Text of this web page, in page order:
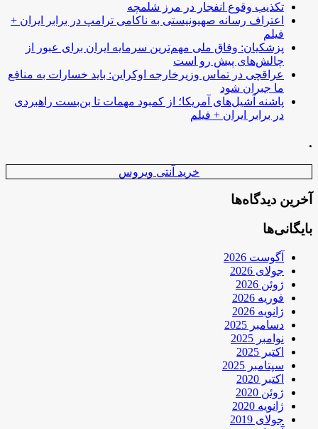
تکذیب وقوع انفجار در مرز شلمچه
اعتراف رسانه صهیونیستی به ناکامی ترامپ در برابر ایران +
فیلم
پزشکیان: وفاق ملی مهم‌ترین سرمایه ایران برای عبور از
چالش‌های پیش رو است
عراقچی در تماس وزیرخارجه اوکراین: باید خسارات به منافع
ما جبران شود
پاشنه آشیل‌های آمریکا؛ از کمبود مهمات تا بن‌بست راهبردی
در برابر ایران + فیلم
.
خرید آنتی ویروس
آخرین دیدگاه‌ها
بایگانی‌ها
آگوست 2026
جولای 2026
ژوئن 2026
فوریه 2026
ژانویه 2026
دسامبر 2025
نوامبر 2025
اکتبر 2025
سپتامبر 2025
اکتبر 2020
ژوئن 2020
ژانویه 2020
جولای 2019